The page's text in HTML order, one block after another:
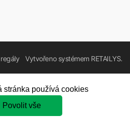
Vytvořeno systémem RETAILYS.
stránka používá cookies
Povolit vše